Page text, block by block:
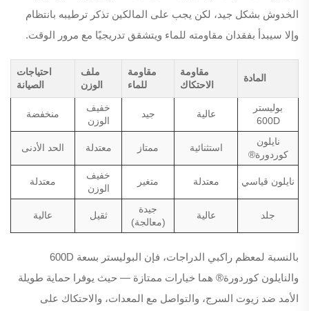
الخدوش بشكل جيد، لكن يجب على المالكين تذكر ترطيبه بانتظام
وإلا سيبدأ بفقدان مقاومته للماء ويتشقق تدريجيًا مع مرور الوقت.
المادة
مقاومة
الاحتكاك
مقاومة
للماء
ملف
الوزن
احتياجات
الصيانة
بوليستر
600D
عالية جيد
خفيف
الوزن
منخفضة
نايلون
كوردورة®
استثنائية ممتاز معتدلة الحد الأدنى
نايلون قياسي معتدلة متغير
خفيف
الوزن
معتدلة
جلد عالية
جيدة
(معالجة)
ثقيل عالية
بالنسبة لمعظم راكبي الدراجات، فإن البوليستر بسعة 600D
والنايلون كوردورة® هما خيارات ممتازة — حيث يوفرا حماية طويلة
الأمد ضد زيوت السرج، والتواصل مع المعدات، والاحتكاك على